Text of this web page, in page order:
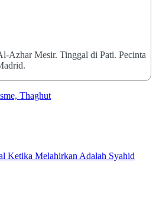
Azhar Mesir. Tinggal di Pati. Pecinta
Thaghut
Ketika Melahirkan Adalah Syahid